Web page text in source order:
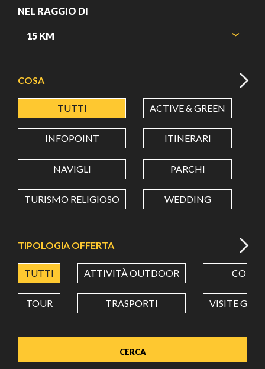
NEL RAGGIO DI
LATITUDINE
LONGITUDINE
Value in decimal degrees. Use dot (.) as decimal separator.
COSA
TUTTI ACTIVE & GREEN
INFOPOINT ITINERARI
NAVIGLI PARCHI
TURISMO RELIGIOSO WEDDING
TIPOLOGIA OFFERTA
TUTTI ATTIVITÀ OUTDOOR CORSI
TOUR TRASPORTI VISITE